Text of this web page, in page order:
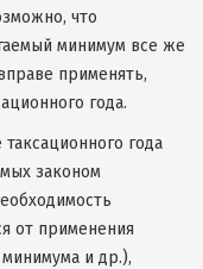
что
минимум все же
применять,
года.
года
законом
от применения
и др.),